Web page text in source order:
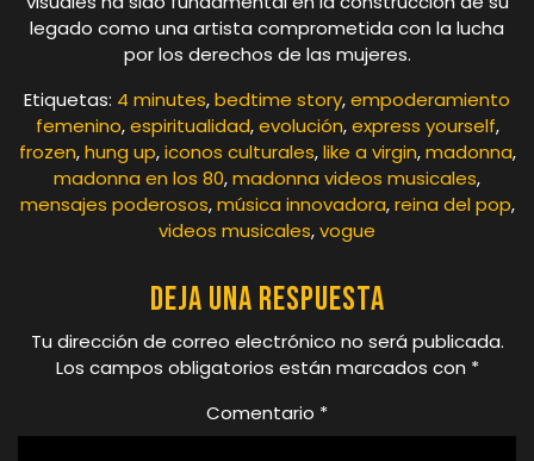
legado como una artista comprometida con la lucha
por los derechos de las mujeres.
Etiquetas: 4 minutes,bedtime story,empoderamiento
femenino,espiritualidad,evolución,express yourself,
frozen,hung up,iconos culturales,like a virgin,madonna,
madonna en los 80,madonna videos musicales,
mensajes poderosos,música innovadora,reina del pop,
videos musicales,vogue
Deja una respuesta
Tu dirección de correo electrónico no será publicada.
Los campos obligatorios están marcados con *
Comentario *